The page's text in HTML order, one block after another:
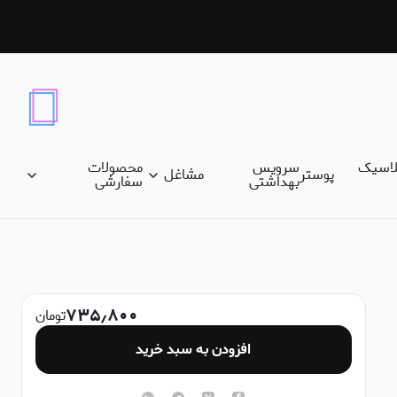
پوسترسرویس
بهداشتی مشاغل محصولات
سفارشی
۷۳۵٫۸۰۰تومان
افزودن به سبد خرید